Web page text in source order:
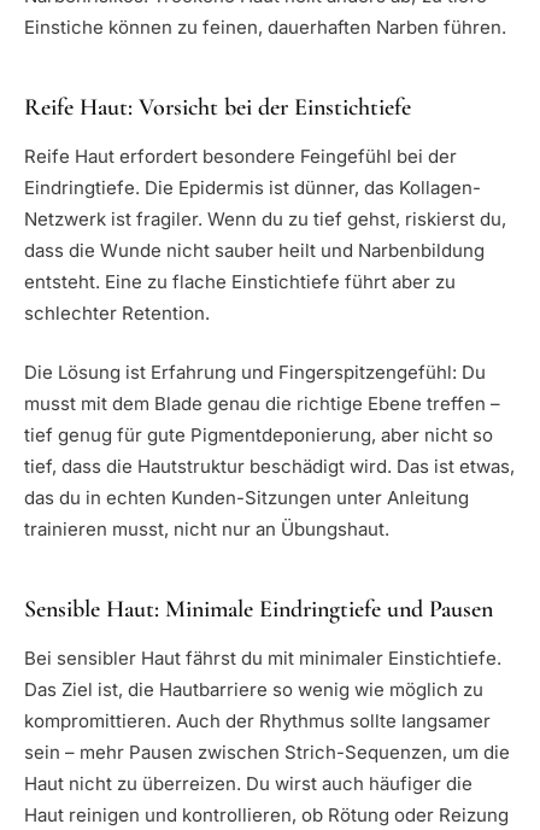
Einstiche können zu feinen, dauerhaften Narben führen.
Reife Haut: Vorsicht bei der Einstichtiefe
Reife Haut erfordert besondere Feingefühl bei der
Eindringtiefe. Die Epidermis ist dünner, das Kollagen-
Netzwerk ist fragiler. Wenn du zu tief gehst, riskierst du,
dass die Wunde nicht sauber heilt und Narbenbildung
entsteht. Eine zu flache Einstichtiefe führt aber zu
schlechter Retention.
Die Lösung ist Erfahrung und Fingerspitzengefühl: Du
musst mit dem Blade genau die richtige Ebene treffen –
tief genug für gute Pigmentdeponierung, aber nicht so
tief, dass die Hautstruktur beschädigt wird. Das ist etwas,
das du in echten Kunden-Sitzungen unter Anleitung
trainieren musst, nicht nur an Übungshaut.
Sensible Haut: Minimale Eindringtiefe und Pausen
Bei sensibler Haut fährst du mit minimaler Einstichtiefe.
Das Ziel ist, die Hautbarriere so wenig wie möglich zu
kompromittieren. Auch der Rhythmus sollte langsamer
sein – mehr Pausen zwischen Strich-Sequenzen, um die
Haut nicht zu überreizen. Du wirst auch häufiger die
Haut reinigen und kontrollieren, ob Rötung oder Reizung